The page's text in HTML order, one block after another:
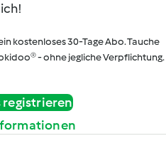
kostenloses 30-Tage Abo. Tauche
- ohne jegliche Verpflichtung.
registrieren